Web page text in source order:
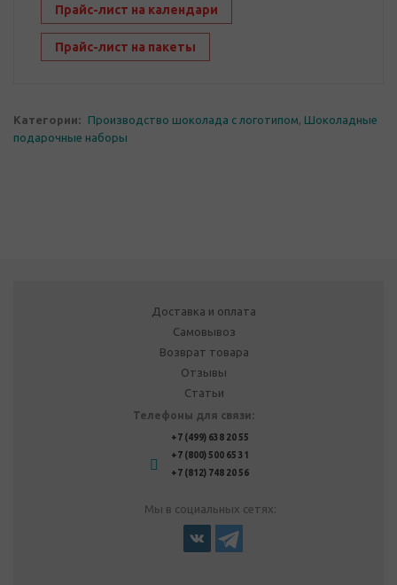
Прайс-лист на календари
Прайс-лист на пакеты
Категории: Производство шоколада с логотипом, Шоколадные
подарочные наборы
Доставка и оплата
Самовывоз
Возврат товара
Отзывы
Статьи
Телефоны для связи:
+7 (499) 638 20 55
+7 (800) 500 65 31
+7 (812) 748 20 56
Мы в социальных сетях: